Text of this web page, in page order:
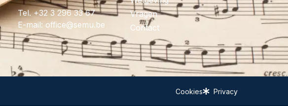
Tel. +32 3 296 33 67
E-mail:
eb.umes
@eciffo
Vragen
Contact
Cookies Privacy